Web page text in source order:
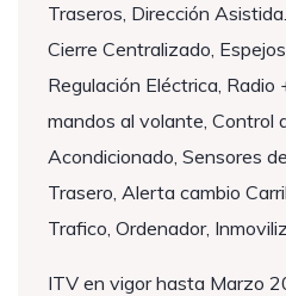
Traseros, Dirección
Cierre Centralizado,
Regulación Eléctrica, Radio
mandos al volante, Control
Acondicionado, Sensores
Trasero, Alerta cambio
Trafico, Ordenador,
ITV en vigor hasta Marzo